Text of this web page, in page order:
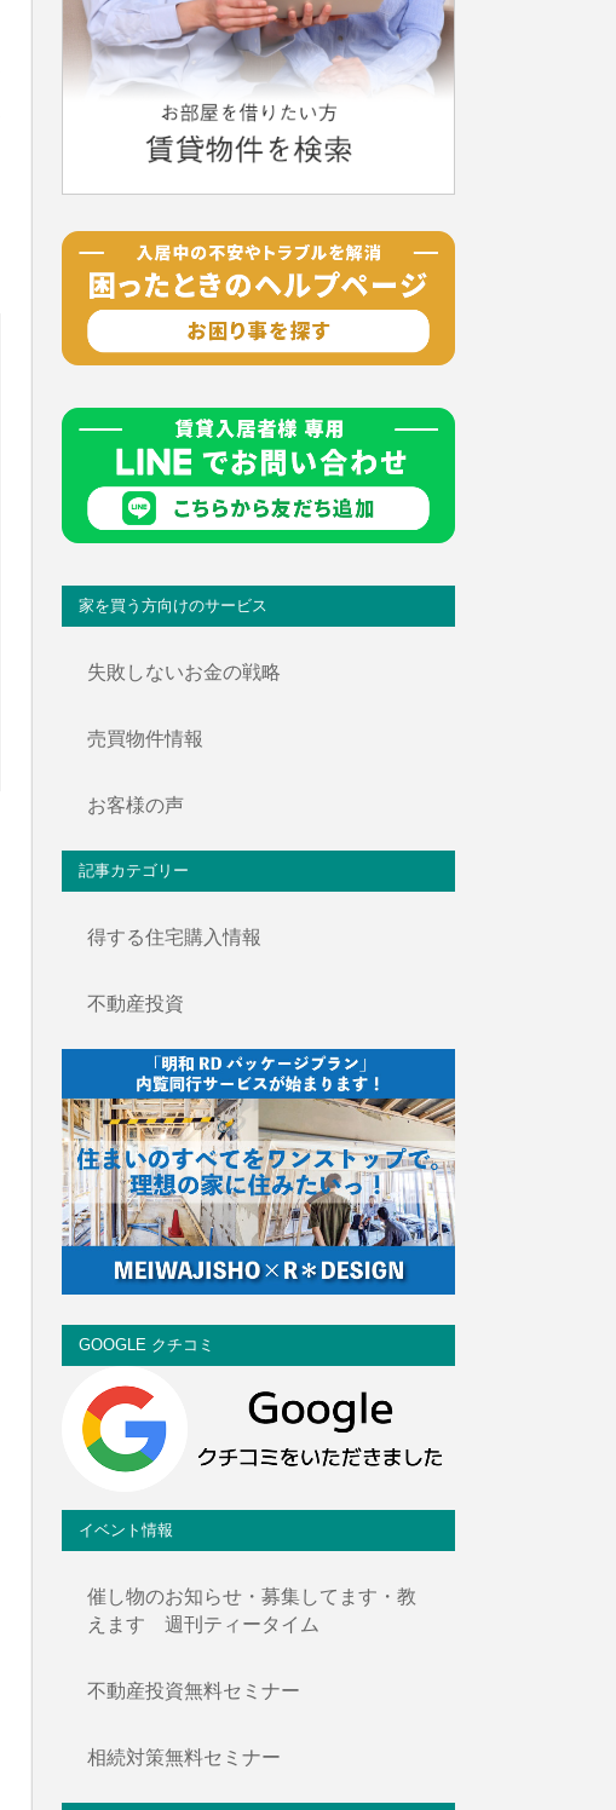
家を買う方向けのサービス
失敗しないお金の戦略
売買物件情報
お客様の声
記事カテゴリー
得する住宅購入情報
不動産投資
GOOGLE クチコミ
イベント情報
催し物のお知らせ・募集してます・教
えます 週刊ティータイム
不動産投資無料セミナー
相続対策無料セミナー